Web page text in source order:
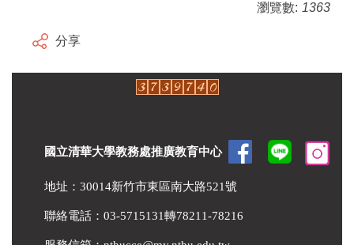
瀏覽數: 1363
分享
國立清華大學教務處推廣教育中心
地址：30014新竹市東區南大路521號
聯絡電話：03-5715131轉78211-78216